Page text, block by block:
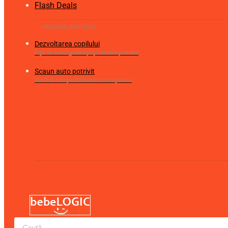
Flash Deals
Dezvoltarea copilului
Fișe de lucru gradiniță și clasele primare
Scaun auto potrivit
Verifică compatibilitatea cu mașina ta
Products